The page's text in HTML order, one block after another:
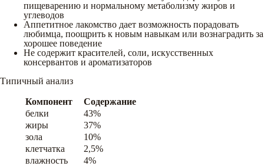
пищеварению и нормальному метаболизму жиров и
углеводов
Аппетитное лакомство дает возможность порадовать
любимца, поощрить к новым навыкам или вознаградить за
хорошее поведение
Не содержит красителей, соли, искусственных
консервантов и ароматизаторов
Типичный анализ
Компонент
Содержание
белки
43%
жиры
37%
зола
10%
клетчатка
2,5%
влажность
4%